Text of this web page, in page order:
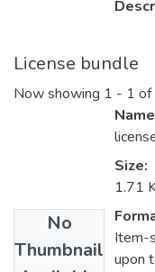
License bundle
Now showing 1 - 1 of
No
Thumbnail
Size:
1.71
Item-
upon